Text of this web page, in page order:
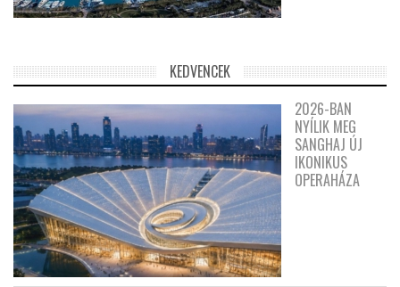
KEDVENCEK
2026-BAN
NYÍLIK MEG
SANGHAJ ÚJ
IKONIKUS
OPERAHÁZA